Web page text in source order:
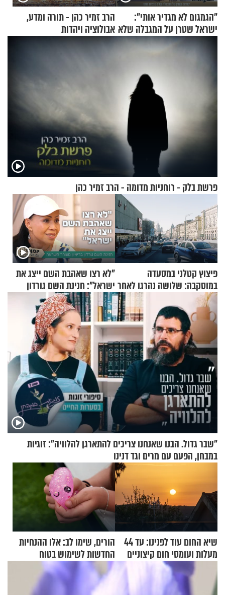
"הגמגום לא מגדיר אותי":
ישראל שטרן על המגבלה שלא
עוצרת אותו
הרב זמיר כהן - תורה ומדע,
אבולוציה ויהדות
פרשת בלק - רוחניות מדומה - הרב זמיר כהן
פיצוץ קטלני במסעדה
במוסקבה: שלושה נהרגו לאחר
שמטען שנשאה אישה התפוצץ
"לא רצו שאהבת השם ייצג את
ישראל": חנינת השם גורדון
בריאיון מעורר השראה
"שבר גדול. הבנו שאנחנו צריכים להתארגן להלוויה": זוגיות
במבחן, הפעם עם מרים וגד דנינו
שיא החום עוד לפנינו: עד 44
מעלות ועומסי חום קיצוניים
הורים, שימו לב: אלו ההנחיות
החדשות לשימוש בטוח
בסקווישי לאחר מקרי אשפוז